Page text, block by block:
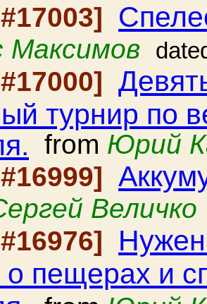
Максимов
турнир по
from Юрий
Величко
о пещерах и